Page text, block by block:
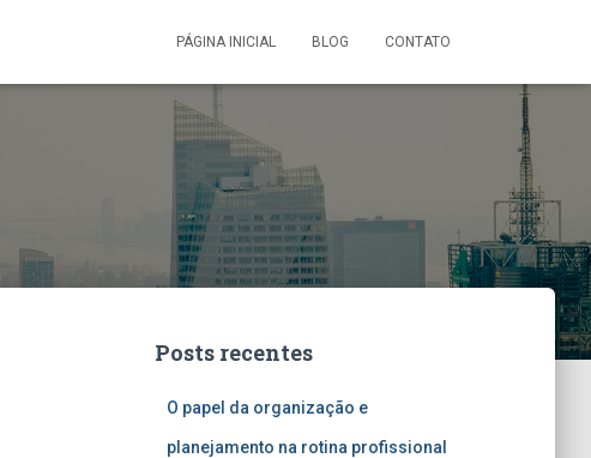
PÁGINA INICIAL BLOG CONTATO
Posts recentes
O papel da organização e
planejamento na rotina profissional